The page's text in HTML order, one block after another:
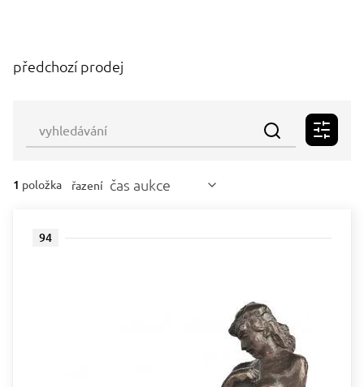
předchozí prodej
1 položka řazení čas aukce
94